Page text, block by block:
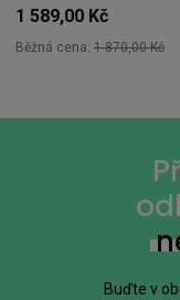
1 589,00 Kč
Běžná cena: 1 870,00 Kč
Buďte v